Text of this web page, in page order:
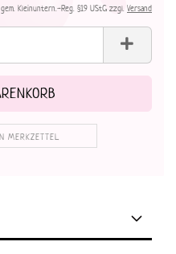
Kleinuntern.-Reg. §19 UStG zzgl. Versand
MERKZETTEL